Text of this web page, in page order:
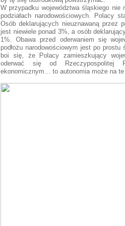
W przypadku województwa śląskiego
podziałach narodowościowych. Polacy
Osób deklarujących nieuznawaną przez
jest niewiele ponad 3%, a osób
1%. Obawa przed oderwaniem się
podłożu narodowościowym jest po
boi się, że Polacy zamieszkujący
oderwać się od
ekonomicznym… to autonomia może na te